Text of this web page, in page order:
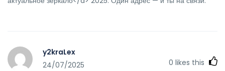
y2kraLex
24/07/2025
0 likes this